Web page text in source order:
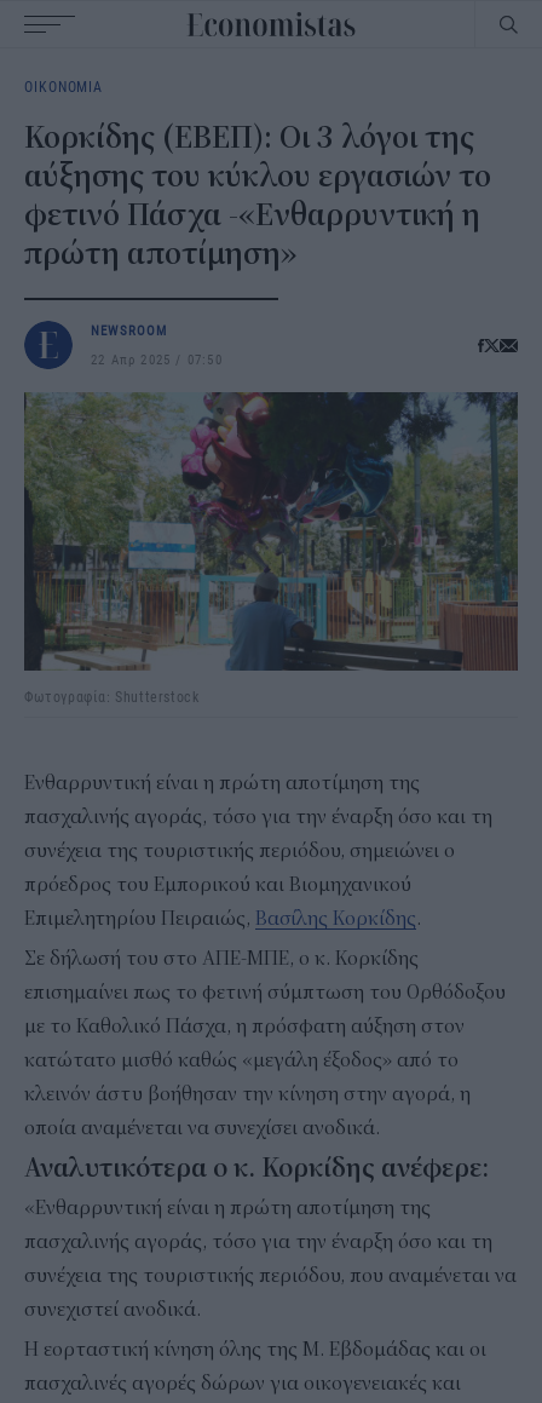
navigation
ΟΙΚΟΝΟΜΙΑ
Κορκίδης (ΕΒΕΠ): Οι 3 λόγοι της
αύξησης του κύκλου εργασιών το
φετινό Πάσχα -«Ενθαρρυντική η
πρώτη αποτίμηση»
NEWSROOM
22 Απρ 2025
07:50
Φωτογραφία: Shutterstock
Ενθαρρυντική είναι η πρώτη αποτίμηση της
πασχαλινής αγοράς, τόσο για την έναρξη όσο και τη
συνέχεια της τουριστικής περιόδου, σημειώνει ο
πρόεδρος του Εμπορικού και Βιομηχανικού
Επιμελητηρίου Πειραιώς, Βασίλης Κορκίδης.
Σε δήλωσή του στο ΑΠΕ-ΜΠΕ, ο κ. Κορκίδης
επισημαίνει πως το φετινή σύμπτωση του Ορθόδοξου
με το Καθολικό Πάσχα, η πρόσφατη αύξηση στον
κατώτατο μισθό καθώς «μεγάλη έξοδος» από το
κλεινόν άστυ βοήθησαν την κίνηση στην αγορά, η
οποία αναμένεται να συνεχίσει ανοδικά.
Αναλυτικότερα ο κ. Κορκίδης ανέφερε:
«Ενθαρρυντική είναι η πρώτη αποτίμηση της
πασχαλινής αγοράς, τόσο για την έναρξη όσο και τη
συνέχεια της τουριστικής περιόδου, που αναμένεται να
συνεχιστεί ανοδικά.
Η εορταστική κίνηση όλης της Μ. Εβδομάδας και οι
πασχαλινές αγορές δώρων για οικογενειακές και